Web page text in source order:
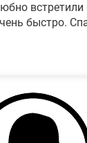
встретили
быстро.